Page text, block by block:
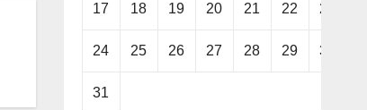
17 18 19 20 21 22 23
24 25 26 27 28 29 30
31